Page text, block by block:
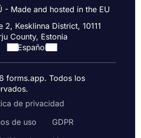
- Made and hosted in the EU
2, Kesklinna District, 10111
County, Estonia
Español
forms.app. Todos los
de privacidad
de uso
GDPR